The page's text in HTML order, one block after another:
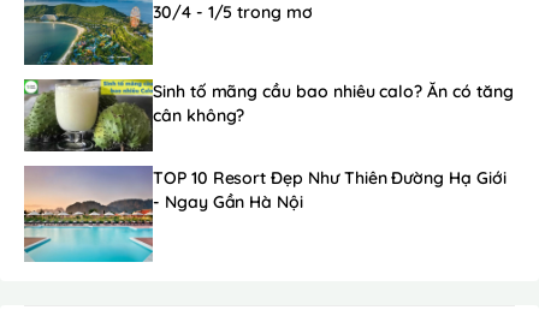
30/4 - 1/5 trong mơ
Sinh tố mãng cầu bao nhiêu calo? Ăn có tăng
cân không?
TOP 10 Resort Đẹp Như Thiên Đường Hạ Giới
- Ngay Gần Hà Nội